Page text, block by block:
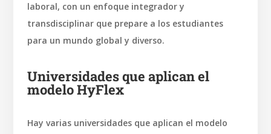
laboral, con un enfoque integrador y
transdisciplinar que prepare a los estudiantes
para un mundo global y diverso.
Universidades que aplican el
modelo HyFlex
Hay varias universidades que aplican el modelo